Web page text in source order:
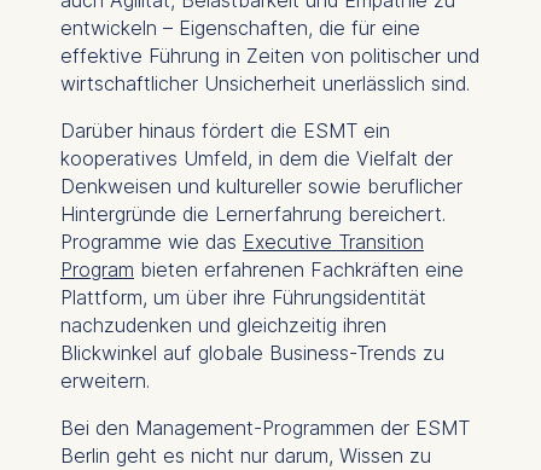
entwickeln – Eigenschaften, die für eine
effektive Führung in Zeiten von politischer und
wirtschaftlicher Unsicherheit unerlässlich sind.
Darüber hinaus fördert die ESMT ein
kooperatives Umfeld, in dem die Vielfalt der
Denkweisen und kultureller sowie beruflicher
Hintergründe die Lernerfahrung bereichert.
Programme wie das Executive Transition
Program bieten erfahrenen Fachkräften eine
Plattform, um über ihre Führungsidentität
nachzudenken und gleichzeitig ihren
Blickwinkel auf globale Business-Trends zu
erweitern.
Bei den Management-Programmen der ESMT
Berlin geht es nicht nur darum, Wissen zu
Statistics
Cookies that submit
analytics software. This
data helps us improve our
website.
Cookies contained in
this category are: